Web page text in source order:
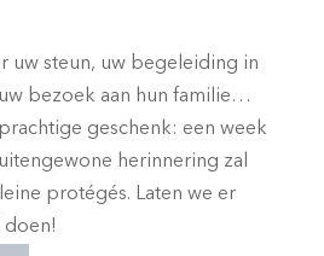
uw steun, uw begeleiding in
bezoek aan hun familie…
geschenk: een week
herinnering zal
protégés. Laten we er
doen!